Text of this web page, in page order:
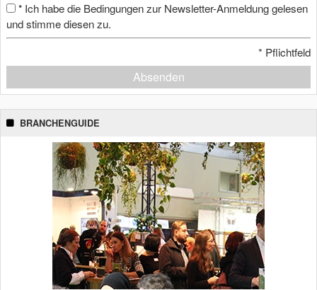
* Ich habe die Bedingungen zur Newsletter-Anmeldung gelesen
und stimme diesen zu.
* Pflichtfeld
Absenden
BRANCHENGUIDE